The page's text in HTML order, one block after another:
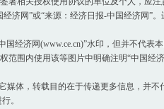
济网”或“来源：经济日报-中国经济网”
经济网(www.ce.cn)”水印，但并不代表
围内使用该等图片中明确注明“中国经
体，转载目的在于传递更多信息，并不
。